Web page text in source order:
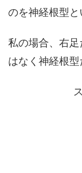
のを神経根型と
私の場合、右
はなく神経根型